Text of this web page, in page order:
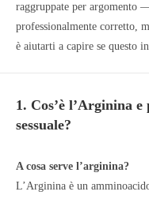
raggruppate per argomento
professionalmente corretto,
è aiutarti a capire se questo
1. Cos’è l’Arginina
sessuale?
A cosa serve l’arginina?
L’Arginina è un